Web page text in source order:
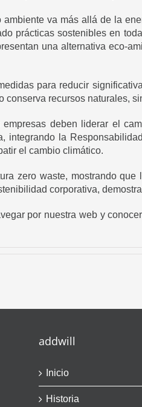
va más allá de la
prácticas sostenibles en
una alternativa eco-
para reducir
conserva recursos naturales,
deben liderar el
integrando la
el cambio climático.
zero waste, mostrando
corporativa,
por nuestra web y
addwill
Inicio
Historia